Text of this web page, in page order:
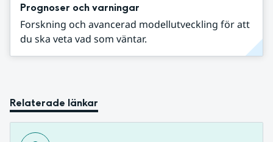
Prognoser och varningar
Forskning och avancerad modellutveckling för att
du ska veta vad som väntar.
Relaterade länkar